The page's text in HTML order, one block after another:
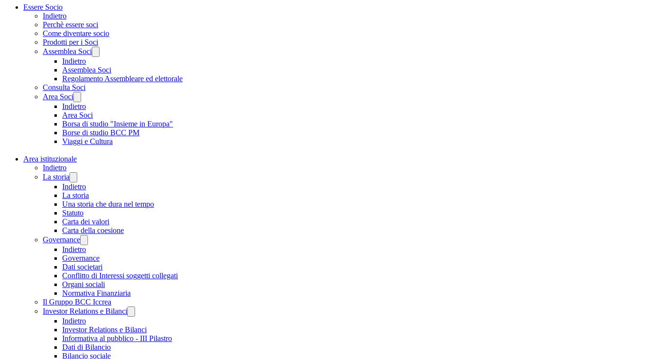
Essere Socio
Indietro
Perchè essere soci
Come diventare socio
Prodotti per i Soci
Assemblea Soci
Indietro
Assemblea Soci
Regolamento Assembleare ed elettorale
Consulta Soci
Area Soci
Indietro
Area Soci
Borsa di studio "Insieme in Europa"
Borse di studio BCC PM
Viaggi e Cultura
Area istituzionale
Indietro
La storia
Indietro
La storia
Una storia che dura nel tempo
Statuto
Carta dei valori
Carta della coesione
Governance
Indietro
Governance
Dati societari
Conflitto di Interessi soggetti collegati
Organi sociali
Normativa Finanziaria
Il Gruppo BCC Iccrea
Investor Relations e Bilanci
Indietro
Investor Relations e Bilanci
Informativa al pubblico - III Pilastro
Dati di Bilancio
Bilancio sociale